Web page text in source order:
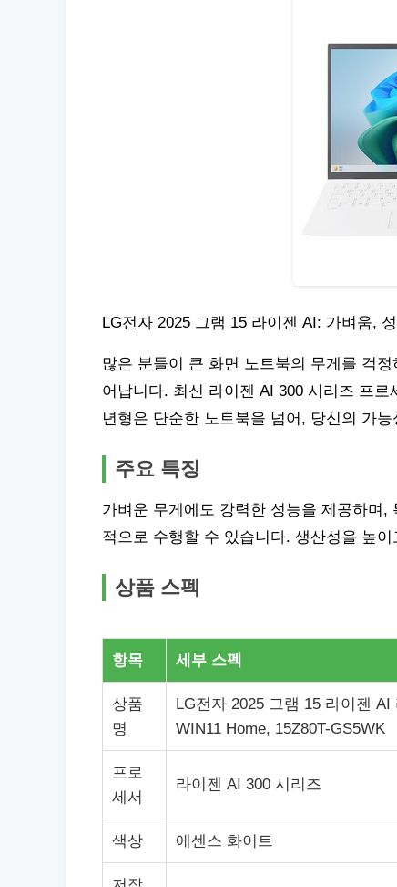
LG전자 2025 그램 15 라이젠 AI: 가벼움,
많은 분들이 큰 화면 노트북의 무게를 걱정
어납니다. 최신 라이젠 AI 300 시리즈 프
년형은 단순한 노트북을 넘어, 당신의 가
주요 특징
가벼운 무게에도 강력한 성능을 제공하며
적으로 수행할 수 있습니다. 생산성을 높
상품 스펙
항목 세부 스펙
상품
명
LG전자 2025 그램 15 라이젠
WIN11 Home, 15Z80T-GS5WK
프로
세서
라이젠 AI 300 시리즈
색상 에센스 화이트